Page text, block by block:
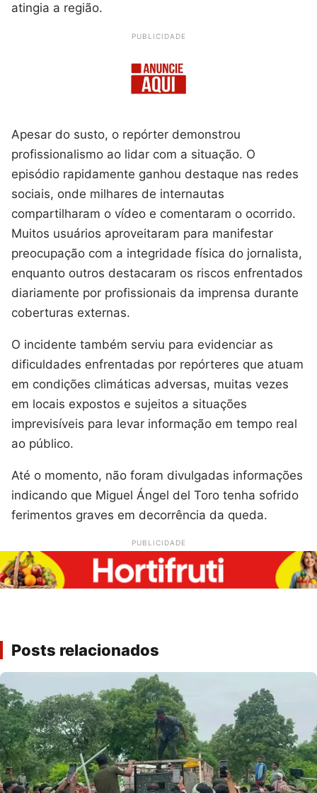
atingia a região.
PUBLICIDADE
Apesar do susto, o repórter demonstrou
profissionalismo ao lidar com a situação. O
episódio rapidamente ganhou destaque nas redes
sociais, onde milhares de internautas
compartilharam o vídeo e comentaram o ocorrido.
Muitos usuários aproveitaram para manifestar
preocupação com a integridade física do jornalista,
enquanto outros destacaram os riscos enfrentados
diariamente por profissionais da imprensa durante
coberturas externas.
O incidente também serviu para evidenciar as
dificuldades enfrentadas por repórteres que atuam
em condições climáticas adversas, muitas vezes
em locais expostos e sujeitos a situações
imprevisíveis para levar informação em tempo real
ao público.
Até o momento, não foram divulgadas informações
indicando que Miguel Ángel del Toro tenha sofrido
ferimentos graves em decorrência da queda.
PUBLICIDADE
Posts relacionados